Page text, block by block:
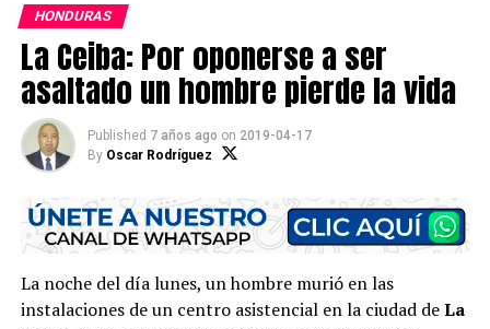
HONDURAS
La Ceiba: Por oponerse a ser
asaltado un hombre pierde la vida
Published 7 años ago on 2019-04-17
By Oscar Rodríguez
La noche del día lunes, un hombre murió en las
instalaciones de un centro asistencial en la ciudad deLa